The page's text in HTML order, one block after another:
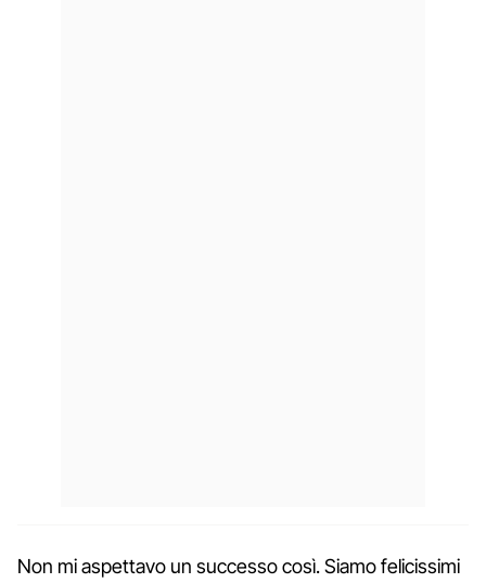
Non mi aspettavo un successo così. Siamo felicissimi